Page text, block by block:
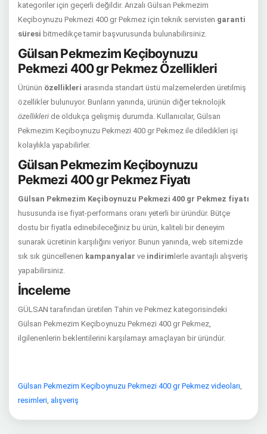
kategoriler için geçerli değildir. Arızalı Gülsan Pekmezim
Keçiboynuzu Pekmezi 400 gr Pekmez için teknik servisten garanti
süresi bitmedikçe tamir başvurusunda bulunabilirsiniz.
Gülsan Pekmezim Keçiboynuzu
Pekmezi 400 gr Pekmez Özellikleri
Ürünün özellikleri arasında standart üstü malzemelerden üretilmiş
özellikler bulunuyor. Bunların yanında, ürünün diğer teknolojik
özellikleri de oldukça gelişmiş durumda. Kullanıcılar, Gülsan
Pekmezim Keçiboynuzu Pekmezi 400 gr Pekmez ile diledikleri işi
kolaylıkla yapabilirler.
Gülsan Pekmezim Keçiboynuzu
Pekmezi 400 gr Pekmez Fiyatı
Gülsan Pekmezim Keçiboynuzu Pekmezi 400 gr Pekmez fiyatı
hususunda ise fiyat-performans oranı yeterli bir üründür. Bütçe
dostu bir fiyatla edinebileceğiniz bu ürün, kaliteli bir deneyim
sunarak ücretinin karşılığını veriyor. Bunun yanında, web sitemizde
sık sık güncellenen kampanyalar ve indirim lerle avantajlı alışveriş
yapabilirsiniz.
İnceleme
GÜLSAN tarafından üretilen Tahin ve Pekmez kategorisindeki
Gülsan Pekmezim Keçiboynuzu Pekmezi 400 gr Pekmez,
ilgilenenlerin beklentilerini karşılamayı amaçlayan bir üründür.
Gülsan Pekmezim Keçiboynuzu Pekmezi 400 gr Pekmez videoları,
resimleri, alışveriş